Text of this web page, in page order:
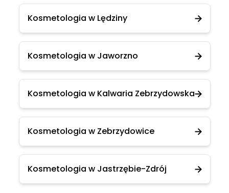
Kosmetologia w Lędziny
Kosmetologia w Jaworzno
Kosmetologia w Kalwaria Zebrzydowska
Kosmetologia w Zebrzydowice
Kosmetologia w Jastrzębie-Zdrój